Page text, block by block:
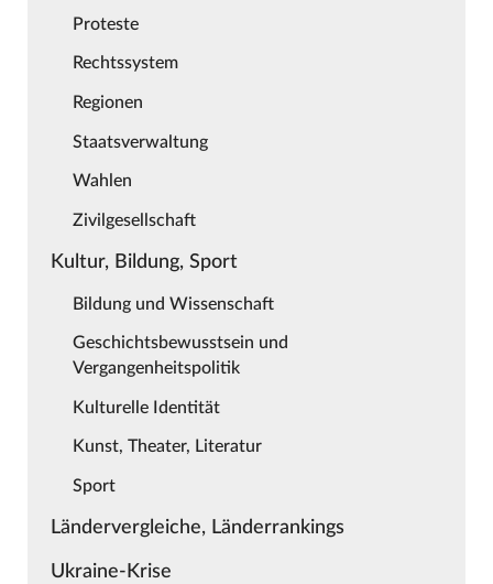
Proteste
Rechtssystem
Regionen
Staatsverwaltung
Wahlen
Zivilgesellschaft
Kultur, Bildung, Sport
Bildung und Wissenschaft
Geschichtsbewusstsein und
Vergangenheitspolitik
Kulturelle Identität
Kunst, Theater, Literatur
Sport
Ländervergleiche, Länderrankings
Ukraine-Krise